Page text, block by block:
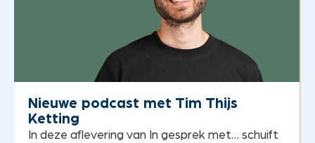
Nieuwe podcast met Tim Thijs
Ketting
In deze aflevering van In gesprek met… schuift